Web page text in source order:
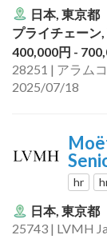
日本, 東京都
プライチェーン
400,000円 -
28251 | アラム
2025/07/18
hr
日本, 東京都
25743 | LVMH